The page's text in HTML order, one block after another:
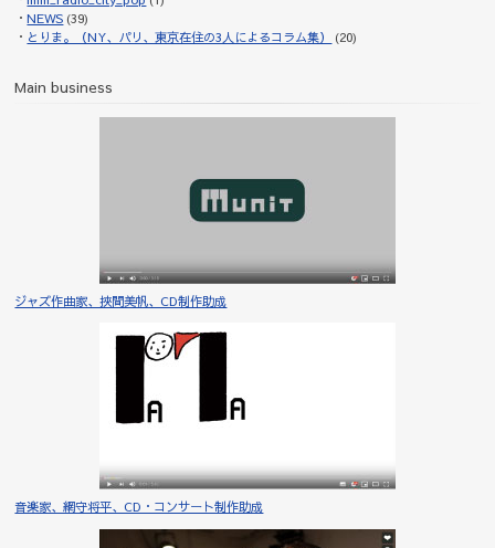
NEWS (39)
とりま。（NY、パリ、東京在住の3人によるコラム集）
(20)
Main business
ジャズ作曲家、挾間美帆、CD制作助成
音楽家、網守将平、CD・コンサート制作助成